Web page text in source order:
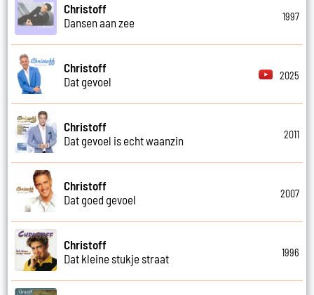
Christoff
Dansen aan zee
1997
Christoff
Dat gevoel
2025
Christoff
Dat gevoel is echt waanzin
2011
Christoff
Dat goed gevoel
2007
Christoff
Dat kleine stukje straat
1996